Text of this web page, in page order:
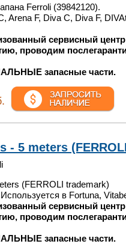
Ferroli (39842120).
Arena F, Diva C, Diva F,
сервисный
проводим
запасные части.
- 5 meters
(FERROLI trademark)
в Fortuna,
сервисный
проводим
запасные части.